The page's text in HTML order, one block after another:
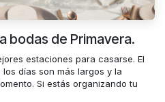
bodas de Primavera.
estaciones para casarse. El
días son más largos y la
Si estás organizando tu